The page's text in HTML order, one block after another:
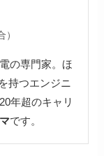
の専門家。ほ
持つエンジニ
年超のキャリ
です。